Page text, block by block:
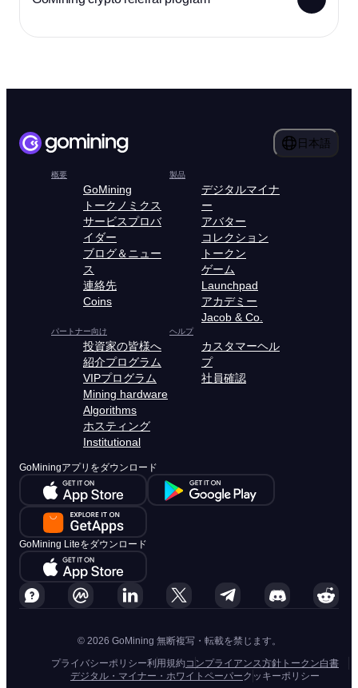
日本語
概要
GoMining
トークノミクス
サービスプロバ
イダー
ブログ＆ニュー
ス
連絡先
Coins
製品
デジタルマイナ
ー
アバター
コレクション
トークン
ゲーム
Launchpad
アカデミー
Jacob & Co.
パートナー向け
投資家の皆様へ
紹介プログラム
VIPプログラム
Mining hardware
Algorithms
ホスティング
Institutional
ヘルプ
カスタマーヘル
プ
社員確認
GoMiningアプリをダウンロード
GoMining Liteをダウンロード
© 2026 GoMining 無断複写・転載を禁じます。
プライバシーポリシー利用規約 コンプライアンス方針 トークン白書
デジタル・マイナー・ホワイトペーパークッキーポリシー